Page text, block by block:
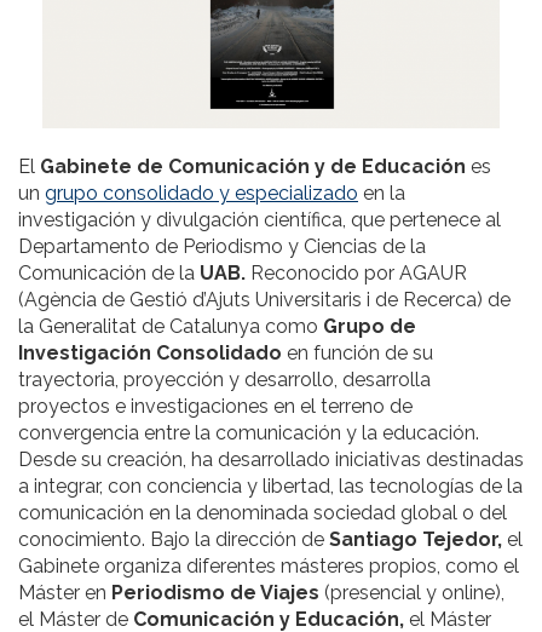
El Gabinete de Comunicación y de Educación es
un grupo consolidado y especializado en la
investigación y divulgación científica, que pertenece al
Departamento de Periodismo y Ciencias de la
Comunicación de la UAB. Reconocido por AGAUR
(Agència de Gestió d’Ajuts Universitaris i de Recerca) de
la Generalitat de Catalunya como Grupo de
Investigación Consolidado en función de su
trayectoria, proyección y desarrollo, desarrolla
proyectos e investigaciones en el terreno de
convergencia entre la comunicación y la educación.
Desde su creación, ha desarrollado iniciativas destinadas
a integrar, con conciencia y libertad, las tecnologías de la
comunicación en la denominada sociedad global o del
conocimiento. Bajo la dirección de Santiago Tejedor, el
Gabinete organiza diferentes másteres propios, como el
Máster en Periodismo de Viajes (presencial y online),
el Máster de Comunicación y Educación, el Máster